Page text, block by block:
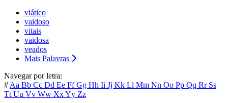
viático
vaidoso
vitais
vaidosa
veados
Mais Palavras
Navegar por letra:
#Aa Bb Cc Dd Ee FfGg Hh Ii Jj Kk Ll Mm Nn Oo Pp Qq Rr Ss
TtUu Vv Ww XxYy Zz